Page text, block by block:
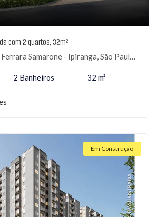
com 2 quartos, 32m²
Samarone - Ipiranga, São Paulo-SP
2 Banheiros 32 m²
Em Construção